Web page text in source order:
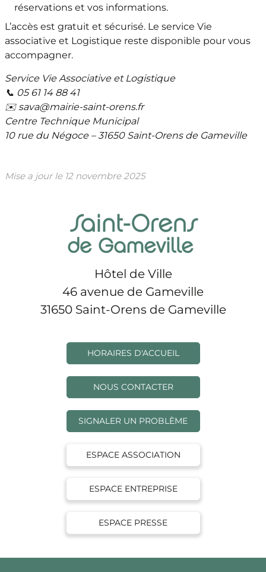
réservations et vos informations.
L’accès est gratuit et sécurisé. Le service Vie
associative et Logistique reste disponible pour vous
accompagner.
Service Vie Associative et Logistique
📞 05 61 14 88 41
✉️ sava@mairie-saint-orens.fr
Centre Technique Municipal
10 rue du Négoce – 31650 Saint-Orens de Gameville
Mise a jour le 12 novembre 2025
Hôtel de Ville
46 avenue de Gameville
31650 Saint-Orens de Gameville
HORAIRES D'ACCUEIL
NOUS CONTACTER
SIGNALER UN PROBLÈME
ESPACE ASSOCIATION
ESPACE ENTREPRISE
ESPACE PRESSE